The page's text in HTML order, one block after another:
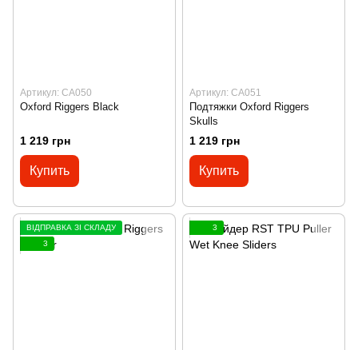
Артикул: CA050
Oxford Riggers Black
1 219 грн
Купить
Артикул: CA051
Подтяжки Oxford Riggers
Skulls
1 219 грн
Купить
ВІДПРАВКА ЗІ СКЛАДУ
3
3